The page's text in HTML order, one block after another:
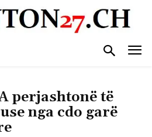
perjashtonë të
nga cdo garë